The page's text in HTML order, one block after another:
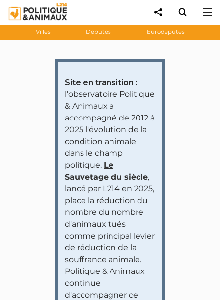
Villes Députés Eurodéputés
Site en transition :
l'observatoire Politique
& Animaux a
accompagné de 2012 à
2025 l'évolution de la
condition animale
dans le champ
politique. Le
Sauvetage du siècle,
lancé par L214 en 2025,
place la réduction du
nombre du nombre
d'animaux tués
comme principal levier
de réduction de la
souffrance animale.
Politique & Animaux
continue
d'accompagner ce